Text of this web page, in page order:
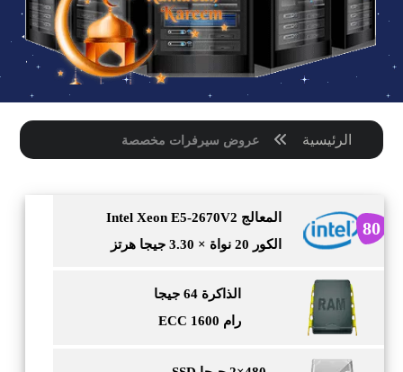
الرئيسية عروض سيرفرات مخصصة
80
المعالج Intel Xeon E5-2670V2
الكور 20 نواة × 3.30 جيجا هرتز
الذاكرة 64 جيجا
رام ECC 1600